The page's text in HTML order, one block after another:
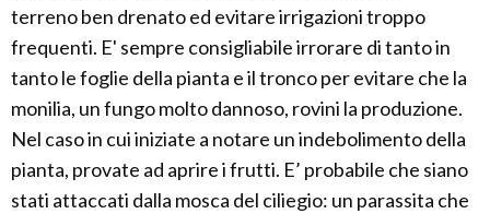
terreno ben drenato ed evitare irrigazioni troppo
frequenti. E' sempre consigliabile irrorare di tanto in
tanto le foglie della pianta e il tronco per evitare che la
monilia, un fungo molto dannoso, rovini la produzione.
Nel caso in cui iniziate a notare un indebolimento della
pianta, provate ad aprire i frutti. E’ probabile che siano
stati attaccati dalla mosca del ciliegio: un parassita che